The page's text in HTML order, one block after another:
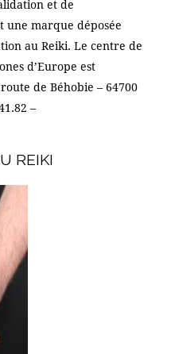
et de
marque déposée
au Reiki. Le centre de
d’Europe est
de Béhobie – 64700
–
REIKI